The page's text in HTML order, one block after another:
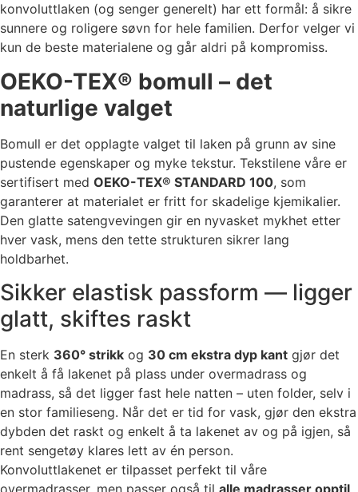
konvoluttlaken (og senger generelt) har ett formål: å sikre
sunnere og roligere søvn for hele familien. Derfor velger vi
kun de beste materialene og går aldri på kompromiss.
OEKO-TEX® bomull – det
naturlige valget
Bomull er det opplagte valget til laken på grunn av sine
pustende egenskaper og myke tekstur. Tekstilene våre er
sertifisert med OEKO-TEX® STANDARD 100, som
garanterer at materialet er fritt for skadelige kjemikalier.
Den glatte satengvevingen gir en nyvasket mykhet etter
hver vask, mens den tette strukturen sikrer lang
holdbarhet.
Sikker elastisk passform — ligger
glatt, skiftes raskt
En sterk 360° strikk og 30 cm ekstra dyp kant gjør det
enkelt å få lakenet på plass under overmadrass og
madrass, så det ligger fast hele natten – uten folder, selv i
en stor familieseng. Når det er tid for vask, gjør den ekstra
dybden det raskt og enkelt å ta lakenet av og på igjen, så
rent sengetøy klares lett av én person.
Konvoluttlakenet er tilpasset perfekt til våre
overmadrasser, men passer også til alle madrasser opptil